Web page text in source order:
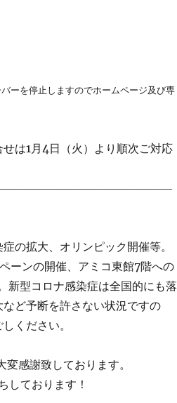
ーを停止しますのでホームページ及び専
は1月4日（火）より順次ご対応
の拡大、オリンピック開催等。
ーンの開催、アミコ東館7階への
新型コロナ感染症は全国的にも落
ど予断を許さない状況ですの
ください。
感謝致しております。
しております！